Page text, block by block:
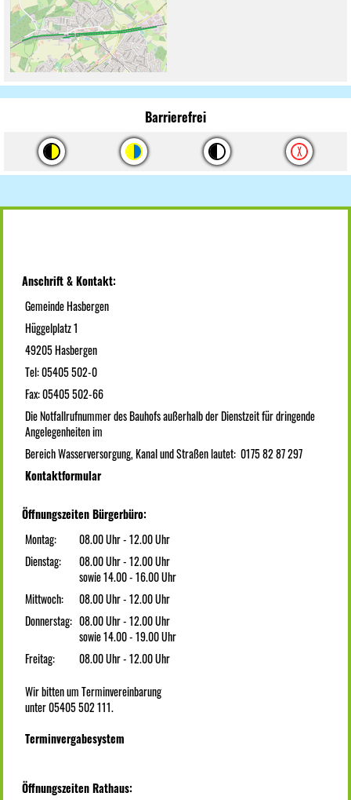
Barrierefrei
Anschrift & Kontakt:
Gemeinde Hasbergen
Hüggelplatz 1
49205 Hasbergen
Tel: 05405 502-0
Fax: 05405 502-66
Die Notfallrufnummer des Bauhofs außerhalb der Dienstzeit für dringende
Angelegenheiten im
Bereich Wasserversorgung, Kanal und Straßen lautet: 0175 82 87 297
Kontaktformular
Öffnungszeiten Bürgerbüro:
Montag:
08.00 Uhr - 12.00 Uhr
Dienstag:
08.00 Uhr - 12.00 Uhr
sowie 14.00 - 16.00 Uhr
Mittwoch:
08.00 Uhr - 12.00 Uhr
Donnerstag: 08.00 Uhr - 12.00 Uhr
sowie 14.00 - 19.00 Uhr
Freitag:
08.00 Uhr - 12.00 Uhr
Wir bitten um Terminvereinbarung
unter 05405 502 111.
Terminvergabesystem
Öffnungszeiten Rathaus: